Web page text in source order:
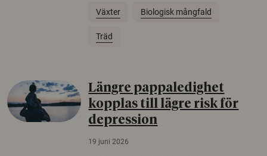
Växter Biologisk mångfald
Träd
Längre pappaledighet
kopplas till lägre risk för
depression
19 juni 2026